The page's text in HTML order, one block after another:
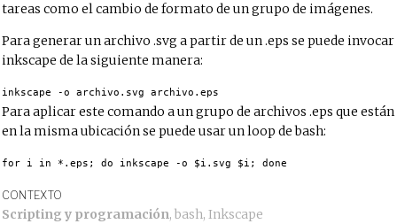
tareas como el cambio de formato de un grupo de imágenes.
Para generar un archivo .svg a partir de un .eps se puede invocar
inkscape de la siguiente manera:
inkscape -o archivo.svg archivo.eps
Para aplicar este comando a un grupo de archivos .eps que están
en la misma ubicación se puede usar un loop de bash:
for i in *.eps; do inkscape -o $i.svg $i; done
CONTEXTO
Scripting y programación,bash,Inkscape